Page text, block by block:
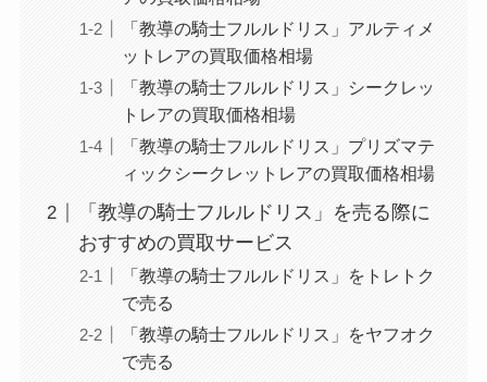
「教導の騎士フルルドリス」アルティメ
ットレアの買取価格相場
「教導の騎士フルルドリス」シークレッ
トレアの買取価格相場
「教導の騎士フルルドリス」プリズマテ
ィックシークレットレアの買取価格相場
「教導の騎士フルルドリス」を売る際に
おすすめの買取サービス
「教導の騎士フルルドリス」をトレトク
で売る
「教導の騎士フルルドリス」をヤフオク
で売る